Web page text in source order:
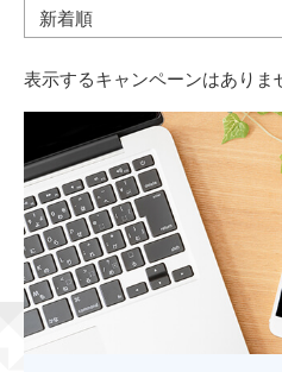
表示するキャンペーンはありま